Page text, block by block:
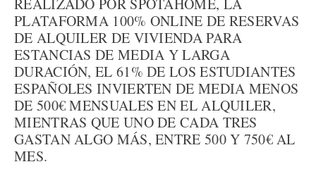
REALIZADO POR SPOTAHOME, LA
PLATAFORMA 100% ONLINE DE RESERVAS
DE ALQUILER DE VIVIENDA PARA
ESTANCIAS DE MEDIA Y LARGA
DURACIÓN, EL 61% DE LOS ESTUDIANTES
ESPAÑOLES INVIERTEN DE MEDIA MENOS
DE 500€ MENSUALES EN EL ALQUILER,
MIENTRAS QUE UNO DE CADA TRES
GASTAN ALGO MÁS, ENTRE 500 Y 750€ AL
MES.